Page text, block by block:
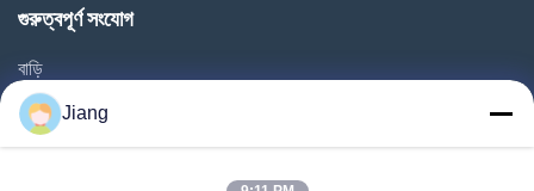
গুরুত্বপূর্ণ সংযোগ
বাড়ি
পণ্য
ভিডিও
Jiang